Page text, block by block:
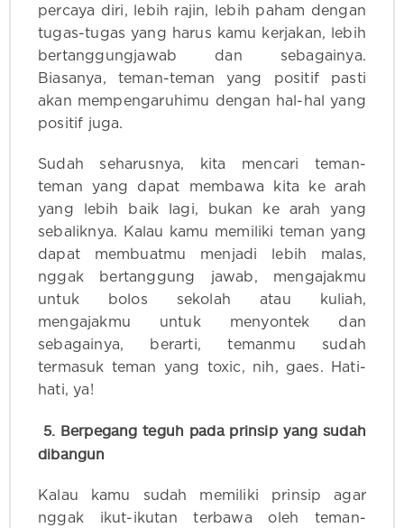
percaya diri, lebih rajin, lebih paham dengan
tugas-tugas yang harus kamu kerjakan, lebih
bertanggungjawab dan sebagainya.
Biasanya, teman-teman yang positif pasti
akan mempengaruhimu dengan hal-hal yang
positif juga.
Sudah seharusnya, kita mencari teman-
teman yang dapat membawa kita ke arah
yang lebih baik lagi, bukan ke arah yang
sebaliknya. Kalau kamu memiliki teman yang
dapat membuatmu menjadi lebih malas,
nggak bertanggung jawab, mengajakmu
untuk bolos sekolah atau kuliah,
mengajakmu untuk menyontek dan
sebagainya, berarti, temanmu sudah
termasuk teman yang toxic, nih, gaes. Hati-
hati, ya!
5. Berpegang teguh pada prinsip yang sudah
dibangun
Kalau kamu sudah memiliki prinsip agar
nggak ikut-ikutan terbawa oleh teman-